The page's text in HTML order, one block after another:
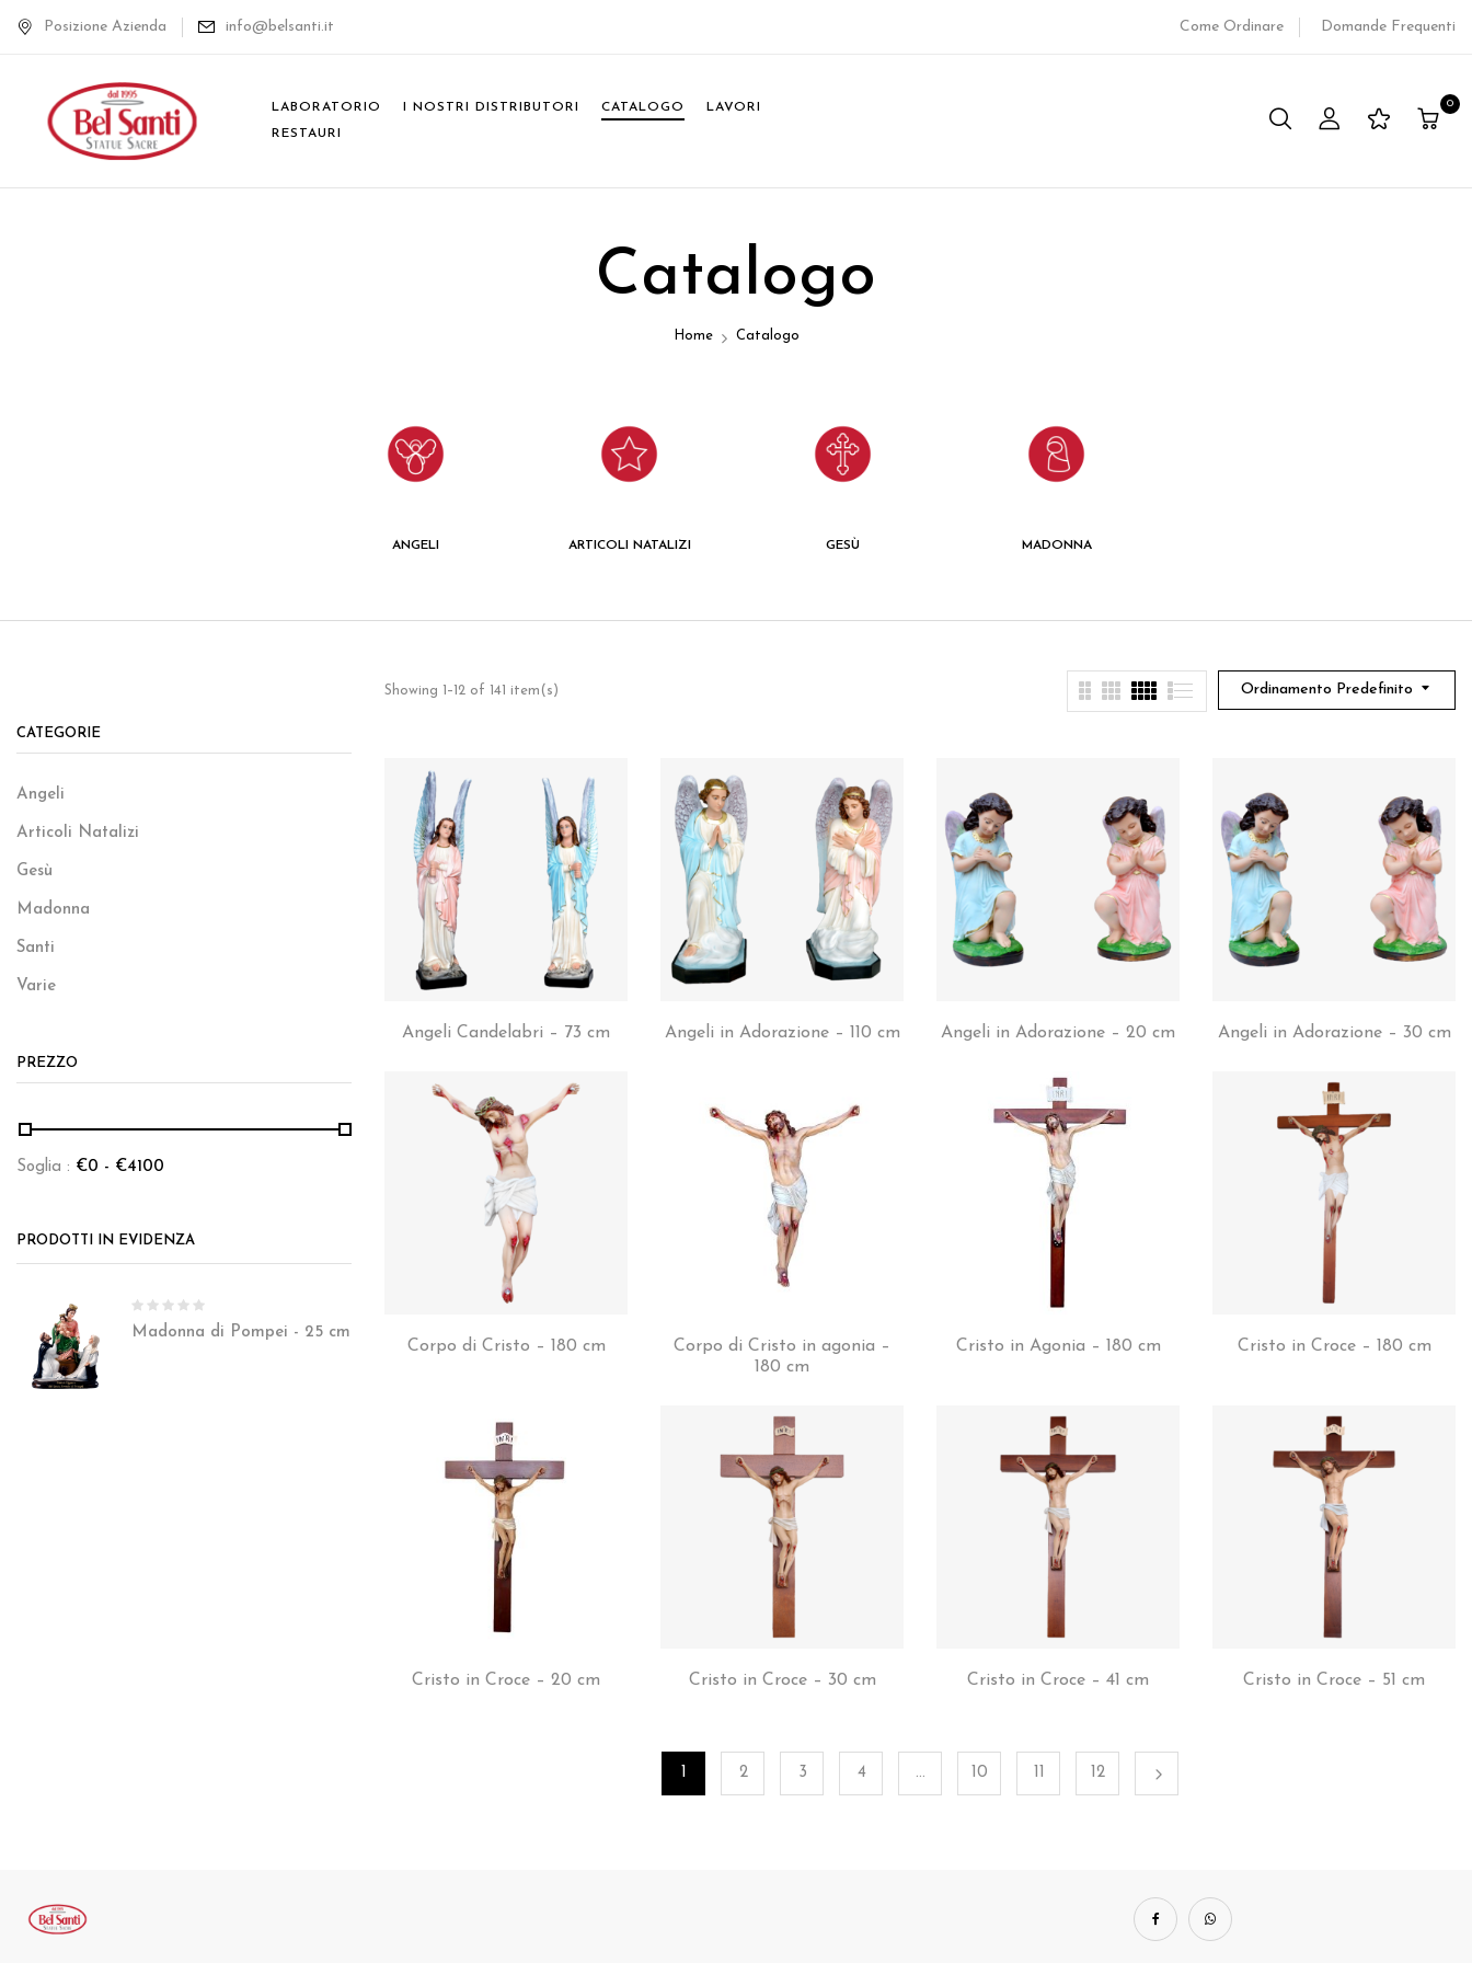
Posizione Azienda info@belsanti.it Come Ordinare Domande Frequenti
LABORATORIO I NOSTRI DISTRIBUTORI CATALOGO
LAVORI
RESTAURI
0
Catalogo
Home Catalogo
ANGELI ARTICOLI NATALIZI GESÙ MADONNA
CATEGORIE
Angeli
Articoli Natalizi
Gesù
Madonna
Santi
Varie
PREZZO
Soglia : €0 - €4100
PRODOTTI IN EVIDENZA
Madonna di Pompei - 25 cm
Ordinamento Predefinito
Showing 1–12 of 141 item(s)
Angeli Candelabri – 73 cm Angeli in Adorazione – 110 cm Angeli in Adorazione – 20 cm Angeli in Adorazione – 30 cm
Corpo di Cristo – 180 cm
Corpo di Cristo in agonia –
180 cm
Cristo in Agonia – 180 cm Cristo in Croce – 180 cm
Cristo in Croce – 20 cm Cristo in Croce – 30 cm Cristo in Croce – 41 cm Cristo in Croce – 51 cm
1 2 3 4 … 10 11 12